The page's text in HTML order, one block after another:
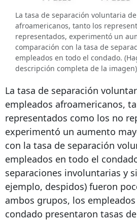
La tasa de separación voluntaria
afroamericanos, tanto los
representados, experimentó un
comparación con la tasa de
empleados en todo el condado.
descripción completa de la
La tasa de separación
empleados afroamericanos,
representados como los no
experimentó un aumento
con la tasa de separación
empleados en todo el
separaciones involuntarias y
ejemplo, despidos) fueron
ambos grupos, los
condado presentaron tasas